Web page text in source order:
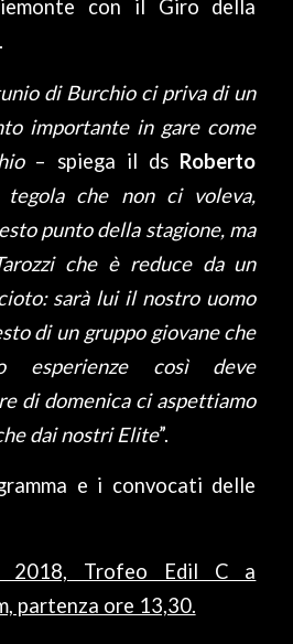
con il Giro della
di Burchio ci priva di un
importante in gare come
– spiega il ds Roberto
tegola che non ci voleva,
punto della stagione, ma
che è reduce da un
sarà lui il nostro uomo
di un gruppo giovane che
esperienze così deve
di domenica ci aspettiamo
dai nostri Elite”.
e i convocati delle
2018, Trofeo Edil C a
partenza ore 13,30.